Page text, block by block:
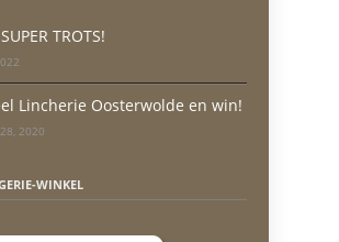
TROTS!
Lincherie Oosterwolde en win!
2020
WINKEL